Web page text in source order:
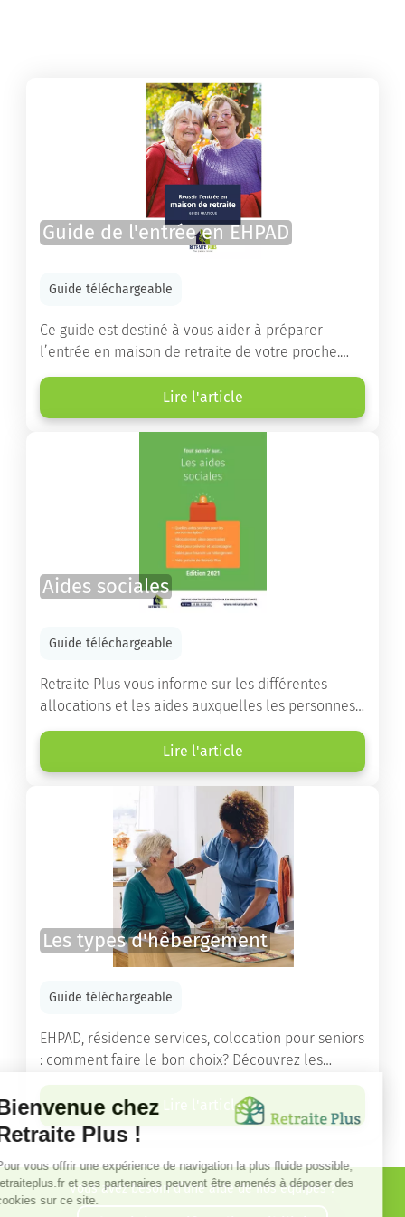
Guide de l'entrée en EHPAD
Guide téléchargeable
Ce guide est destiné à vous aider à préparer
l’entrée en maison de retraite de votre proche.
Vous y trouverez un panorama des différents types
d’établissements ainsi que des conseils pratiques
destinés à orienter les familles et à leur faciliter
Lire l'article
Aides sociales
Guide téléchargeable
Retraite Plus vous informe sur les différentes
allocations et les aides auxquelles les personnes
âgées ont droit pour financer un séjour en maison
de retraite ou un maintien à domicile.
Lire l'article
Les types d'hébergement
Guide téléchargeable
EHPAD, résidence services, colocation pour seniors
: comment faire le bon choix? Découvrez les
différents types d'hébergement adaptés à nos
ainés.
Lire l'article
Vous avez besoin d’une aide de nos équipes ?